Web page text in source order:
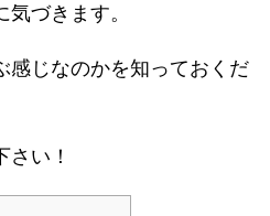
づきます。
感じなのかを知っておくだ
い！